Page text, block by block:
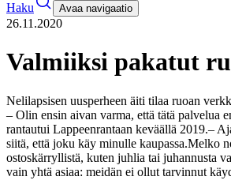
Haku
Avaa navigaatio
26.11.2020
Valmiiksi pakatut
Nelilapsisen uusperheen äiti tilaa ruoan
– Olin ensin aivan varma, että tätä palvelua
rantautui Lappeenrantaan keväällä 2019.–
siitä, että joku käy minulle kaupassa.Melko
ostoskärryllistä, kuten juhlia tai juhannusta
vain yhtä asiaa: meidän ei ollut tarvinnut